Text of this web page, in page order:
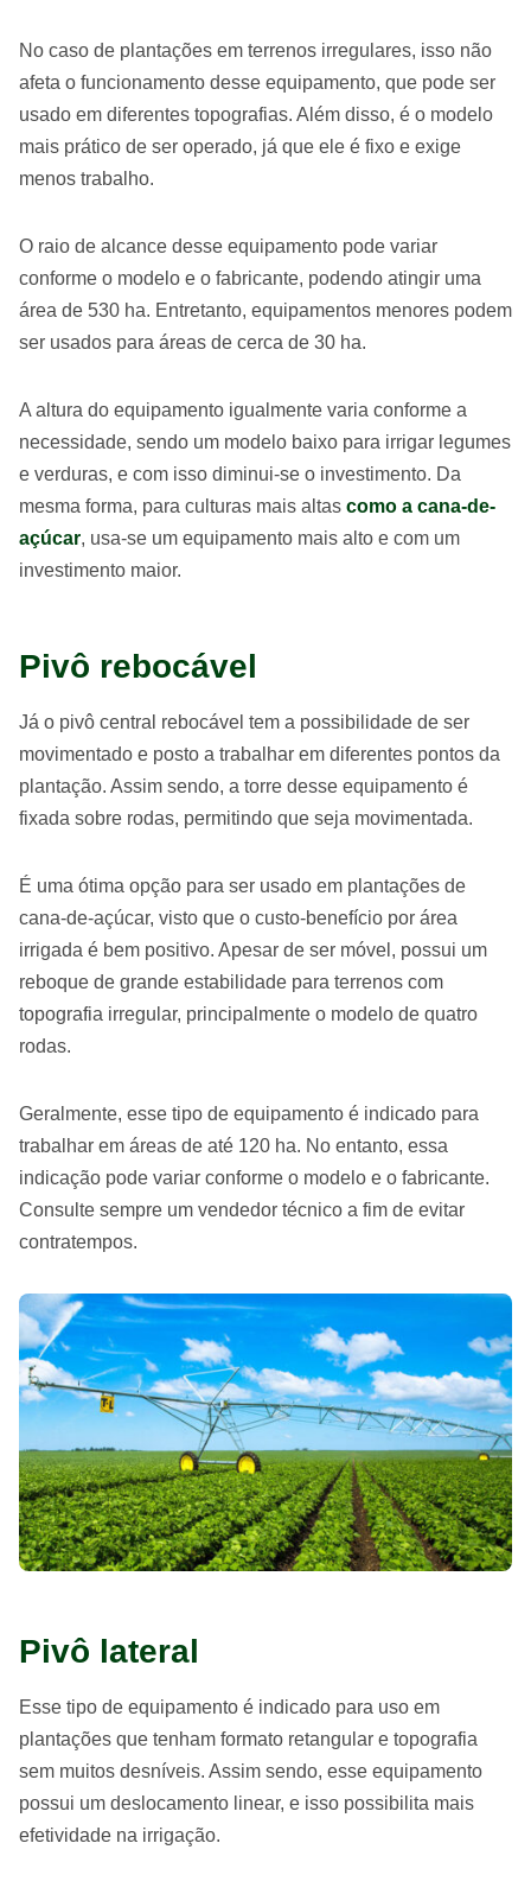
No caso de plantações em terrenos irregulares, isso não
afeta o funcionamento desse equipamento, que pode ser
usado em diferentes topografias. Além disso, é o modelo
mais prático de ser operado, já que ele é fixo e exige
menos trabalho.
O raio de alcance desse equipamento pode variar
conforme o modelo e o fabricante, podendo atingir uma
área de 530 ha. Entretanto, equipamentos menores podem
ser usados para áreas de cerca de 30 ha.
A altura do equipamento igualmente varia conforme a
necessidade, sendo um modelo baixo para irrigar legumes
e verduras, e com isso diminui-se o investimento. Da
mesma forma, para culturas mais altas como a cana-de-
açúcar, usa-se um equipamento mais alto e com um
investimento maior.
Pivô rebocável
Já o pivô central rebocável tem a possibilidade de ser
movimentado e posto a trabalhar em diferentes pontos da
plantação. Assim sendo, a torre desse equipamento é
fixada sobre rodas, permitindo que seja movimentada.
É uma ótima opção para ser usado em plantações de
cana-de-açúcar, visto que o custo-benefício por área
irrigada é bem positivo. Apesar de ser móvel, possui um
reboque de grande estabilidade para terrenos com
topografia irregular, principalmente o modelo de quatro
rodas.
Geralmente, esse tipo de equipamento é indicado para
trabalhar em áreas de até 120 ha. No entanto, essa
indicação pode variar conforme o modelo e o fabricante.
Consulte sempre um vendedor técnico a fim de evitar
contratempos.
Pivô lateral
Esse tipo de equipamento é indicado para uso em
plantações que tenham formato retangular e topografia
sem muitos desníveis. Assim sendo, esse equipamento
possui um deslocamento linear, e isso possibilita mais
efetividade na irrigação.